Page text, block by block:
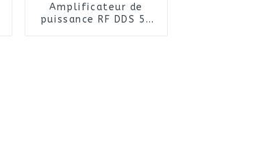
Amplificateur de
puissance RF DDS 50